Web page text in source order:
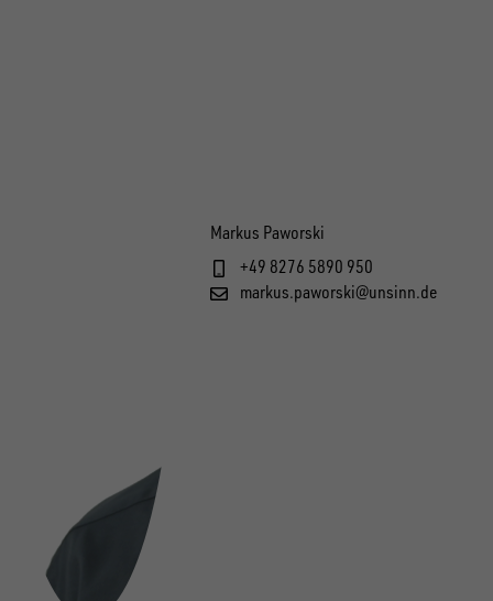
Markus Paworski
+49 8276 5890 950
markus.paworski@unsinn.de